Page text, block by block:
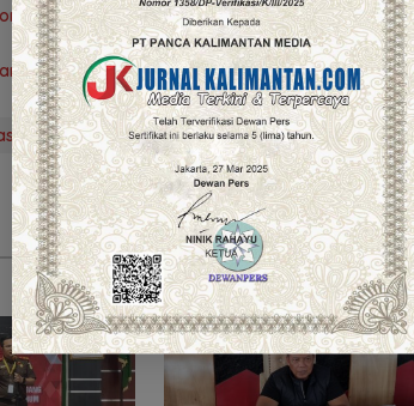
ke-42 di Banjarmasin, Wali Kota Ajak
Pengendalian Gratifikasi Cegah Korupsi
Ditusuk